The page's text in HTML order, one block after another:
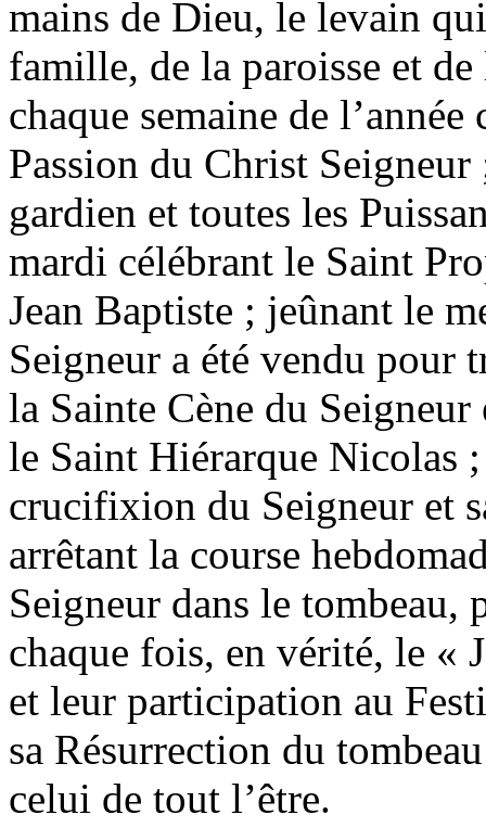
mains de Dieu, le levain
famille, de la paroisse et
chaque semaine de
Passion du Christ
gardien et toutes les
mardi célébrant le Saint
Jean Baptiste ; jeûnant le
Seigneur a été vendu pour
la Sainte Cène du
le Saint Hiérarque Nicolas
crucifixion du Seigneur et
arrêtant la course
Seigneur dans le tombeau,
chaque fois, en vérité, le «
et leur participation au
sa Résurrection du
celui de tout l’être.